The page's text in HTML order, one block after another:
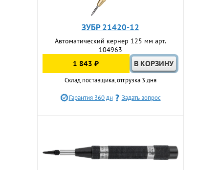
ЗУБР 21420-12
Автоматический кернер 125 мм арт.
104963
1 843 ₽
Склад поставщика, отгрузка 3 дня
Гарантия 360 дн Задать вопрос